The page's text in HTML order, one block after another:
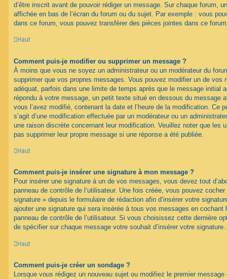
d’être inscrit avant de pouvoir rédiger un message. Sur chaque forum,
affichée en bas de l’écran du forum ou du sujet. Par exemple : vous
dans ce forum, vous pouvez transférer des pièces jointes dans ce
Haut
Comment puis-je modifier ou supprimer un message ?
À moins que vous ne soyez un administrateur ou un modérateur du
supprimer que vos propres messages. Vous pouvez modifier un de vos
adéquat, parfois dans une limite de temps après que le message initial
répondu à votre message, un petit texte situé en dessous du message
vous l’avez modifié, contenant la date et l’heure de la modification. Ce
s’agit d’une modification effectuée par un modérateur ou un
une raison discrète concernant leur modification. Veuillez noter que les
pas supprimer leur propre message si une réponse a été publiée.
Haut
Comment puis-je insérer une signature à mon message ?
Pour insérer une signature à un de vos messages, vous devez tout
panneau de contrôle de l’utilisateur. Une fois créée, vous pouvez
signature » depuis le formulaire de rédaction afin d’insérer votre
ajouter une signature qui sera insérée à tous vos messages en cochant
panneau de contrôle de l’utilisateur. Si vous choisissez cette dernière
de spécifier sur chaque message votre souhait d’insérer votre signature.
Haut
Comment puis-je créer un sondage ?
Lorsque vous rédigez un nouveau sujet ou modifiez le premier message